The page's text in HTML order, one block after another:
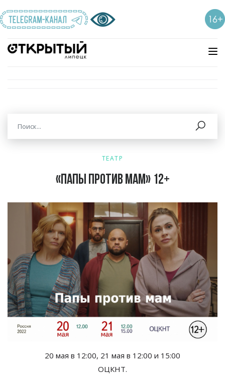
ТЕАТР
«Папы против мам» 12+
20 мая в 12:00, 21 мая в 12:00 и 15:00
ОЦКНТ.